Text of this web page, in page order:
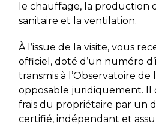
le chauffage, la production
sanitaire et la ventilation.
À l’issue de la visite, vous
officiel, doté d’un numéro
transmis à l’Observatoire de
opposable juridiquement. Il
frais du propriétaire par un
certifié, indépendant et